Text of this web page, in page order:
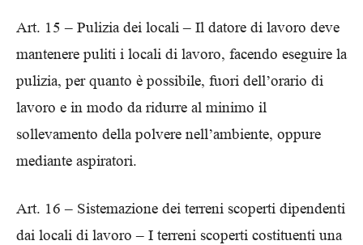
Art. 15 – Pulizia dei locali – Il datore di lavoro deve
mantenere puliti i locali di lavoro, facendo eseguire la
pulizia, per quanto è possibile, fuori dell’orario di
lavoro e in modo da ridurre al minimo il
sollevamento della polvere nell’ambiente, oppure
mediante aspiratori.
Art. 16 – Sistemazione dei terreni scoperti dipendenti
dai locali di lavoro – I terreni scoperti costituenti una